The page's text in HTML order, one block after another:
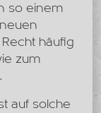
so einem
häufig
zum
auf solche